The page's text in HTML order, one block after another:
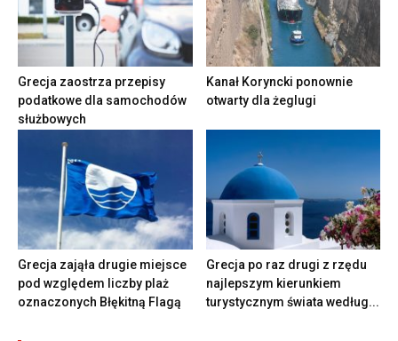
Grecja zaostrza przepisy
podatkowe dla samochodów
służbowych
Kanał Koryncki ponownie
otwarty dla żeglugi
Grecja zająła drugie miejsce
pod względem liczby plaż
oznaczonych Błękitną Flagą
Grecja po raz drugi z rzędu
najlepszym kierunkiem
turystycznym świata według...